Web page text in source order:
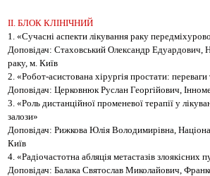
ІІ. БЛОК КЛІНІЧНИЙ
1. «Сучасні аспекти лікування раку
Доповідач: Стаховський Олександр Едуардович,
раку, м. Київ
2. «Робот-асистована хірургія простати: переваги
Доповідач: Церковнюк Руслан Георгійович,
3. «Роль дистанційної променевої терапії у
залози»
Доповідач: Рижкова Юлія Володимирівна,
Київ
4. «Радіочастотна абляція метастазів злоякісних
Доповідач: Балака Святослав Миколайович,